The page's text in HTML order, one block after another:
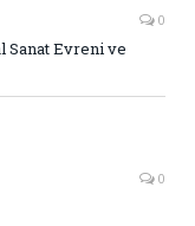
0
Sanat Evreni ve
0